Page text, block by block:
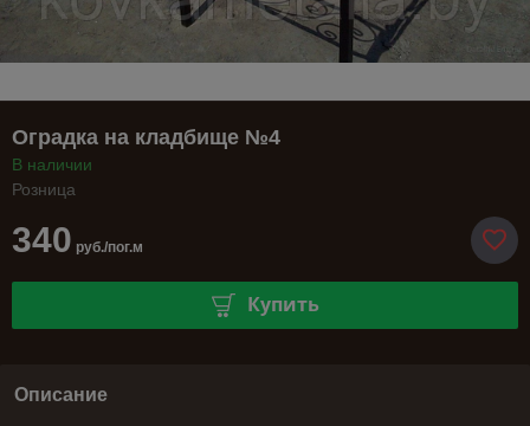
Оградка на кладбище №4
В наличии
Розница
340 руб./пог.м
Купить
Описание